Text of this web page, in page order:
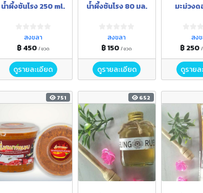
น้ำผึ้งชันโรง 250 ml.
สงขลา
฿ 450 / ขวด
ดูรายละเอียด
น้ำผึ้งชันโรง 80 มล.
สงขลา
฿ 150/ ขวด
ดูรายละเอียด
มะม่วงด
สง
฿ 250
ดูรายล
751 652